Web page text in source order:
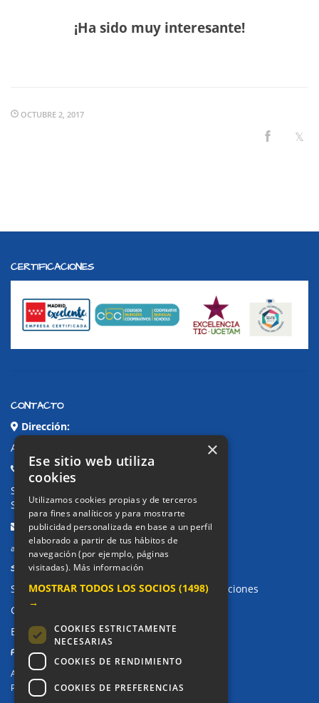
¡Ha sido muy interesante!
OCTUBRE 2, 2017
CERTIFICACIONES
CONTACTO
Dirección:
Avda. de Pablo Iglesias, 4. Alcorcón
Teléfonos:
Secretaría Ppal:
Secretaría Infantil:91 643 61 33
Email:
alkor@colegioalkor.com
SUGERENCIAS Y CANAL DE DENUNCIAS
Sugerencias, Quejas, Reclamaciones y Felicitaciones
Canal de denuncias
Buzón denuncia drogas CM
PRIVACIDAD
Aviso legal / Política de privacidad
Política de Cookies
×
Ese sitio web utiliza
cookies
Utilizamos cookies propias y de terceros
para fines analíticos y para mostrarte
publicidad personalizada en base a un perfil
elaborado a partir de tus hábitos de
navegación (por ejemplo, páginas
visitadas). Más información
MOSTRAR TODOS LOS SOCIOS (1498)
→
COOKIES ESTRICTAMENTE
NECESARIAS
COOKIES DE RENDIMIENTO
COOKIES DE PREFERENCIAS